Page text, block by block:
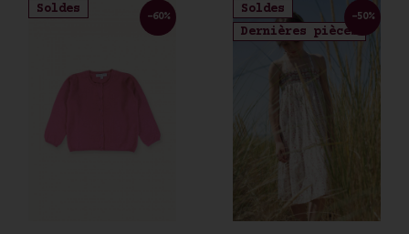
Soldes
-60%
Soldes
Dernières pièces
-50%